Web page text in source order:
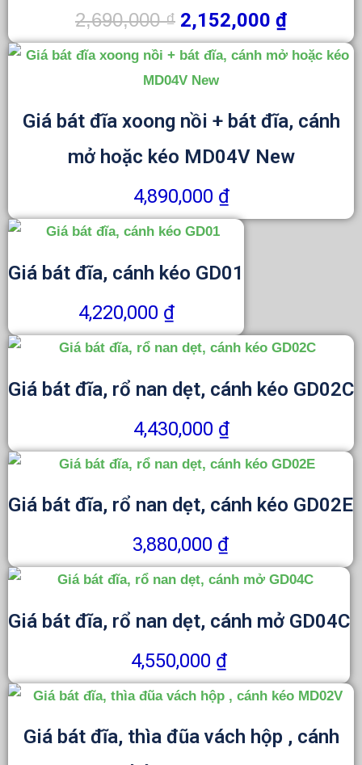
2,690,000₫ 2,152,000 ₫
Giá bát đĩa xoong nồi + bát đĩa, cánh
mở hoặc kéo MD04V New
4,890,000 ₫
Giá bát đĩa, cánh kéo GD01
4,220,000 ₫
Giá bát đĩa, rổ nan dẹt, cánh kéo GD02C
4,430,000 ₫
Giá bát đĩa, rổ nan dẹt, cánh kéo GD02E
3,880,000 ₫
Giá bát đĩa, rổ nan dẹt, cánh mở GD04C
4,550,000 ₫
Giá bát đĩa, thìa đũa vách hộp , cánh